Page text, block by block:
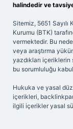
halindedir ve
Sitemiz, 5651
Kurumu (BTK)
vermektedir. Bu
veya araştırma
yazdıkları
bu sorumluluğu
Hukuka ve yasal
içerikleri,
ilgili içerikler yasal